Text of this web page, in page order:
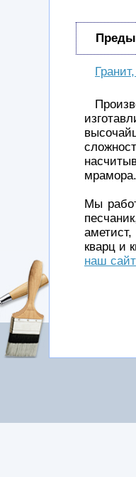
мрамора.
Мы
кварц и
наш сайт